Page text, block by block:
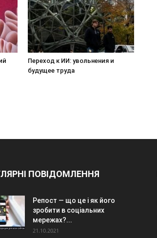
Переход к ИИ: увольнения и
будущее труда
ПОВІДОМЛЕННЯ
Репост — що це і як його
зробити в соціальних
мережах?...
21.10.2021